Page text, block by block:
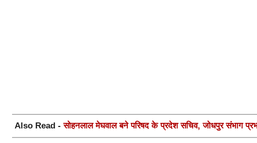
Also Read -सोहनलाल मेघवाल बने परिषद के प्रदेश सचिव, जोधपुर संभाग